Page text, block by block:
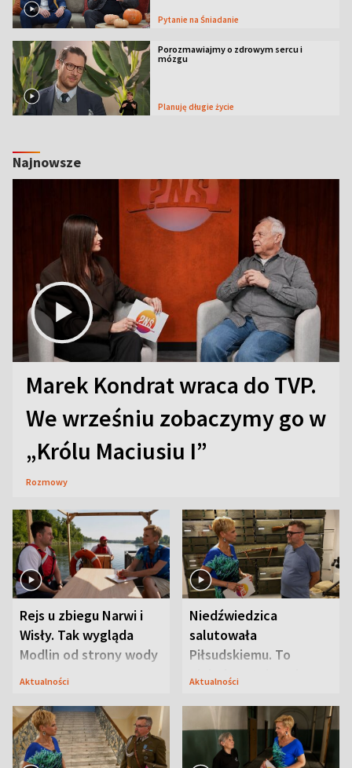
Pytanie na Śniadanie
Porozmawiajmy o zdrowym sercu i
mózgu
Planuję długie życie
Najnowsze
Marek Kondrat wraca do TVP.
We wrześniu zobaczymy go w
„Królu Maciusiu I”
Rozmowy
Rejs u zbiegu Narwi i
Wisły. Tak wygląda
Modlin od strony wody
Aktualności
Niedźwiedzica
salutowała
Piłsudskiemu. To
niejedyna tajemnica
Aktualności